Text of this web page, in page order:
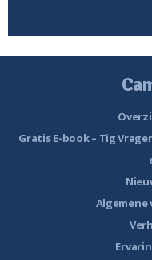
Gratis E-book – Tig